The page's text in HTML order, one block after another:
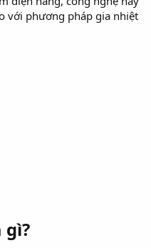
với phương pháp gia nhiệt